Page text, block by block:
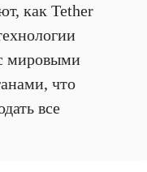
как Tether
мировыми
что
все